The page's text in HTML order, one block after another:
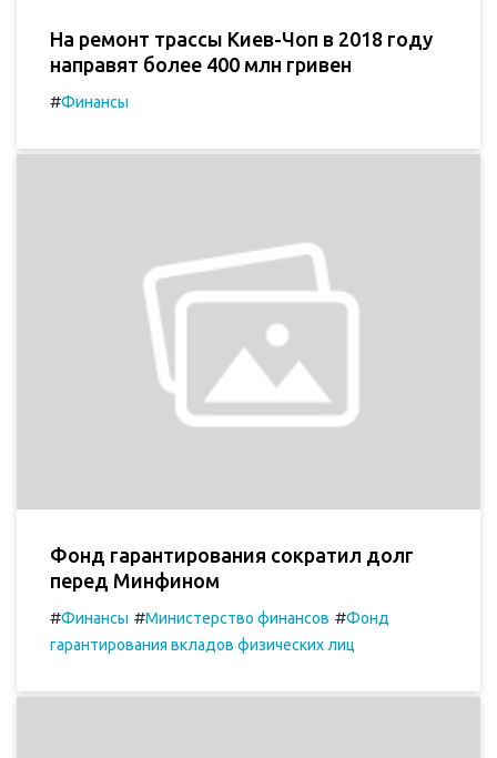
На ремонт трассы Киев-Чоп в 2018 году
направят более 400 млн гривен
#Финансы
Фонд гарантирования сократил долг
перед Минфином
#Финансы #Министерство финансов #Фонд
гарантирования вкладов физических лиц